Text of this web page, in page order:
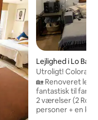
Lejlighed i Lo
Utroligt! Colorado, Ski In-Out og
swimmingpool
🏡 Renoveret
fantastisk til
2 værelser (2
personer + en